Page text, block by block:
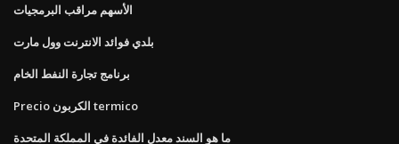
الأسهم مراقب البرمجيات
بلدي فوائد الانترنت وول مارت
برنامج تجارة النفط الخام
Precio الكربون termico
ما هو السند معدل الفائدة في المملكة المتحدة